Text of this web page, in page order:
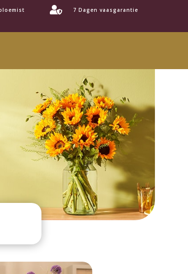
 7 Dagen vaasgarantie